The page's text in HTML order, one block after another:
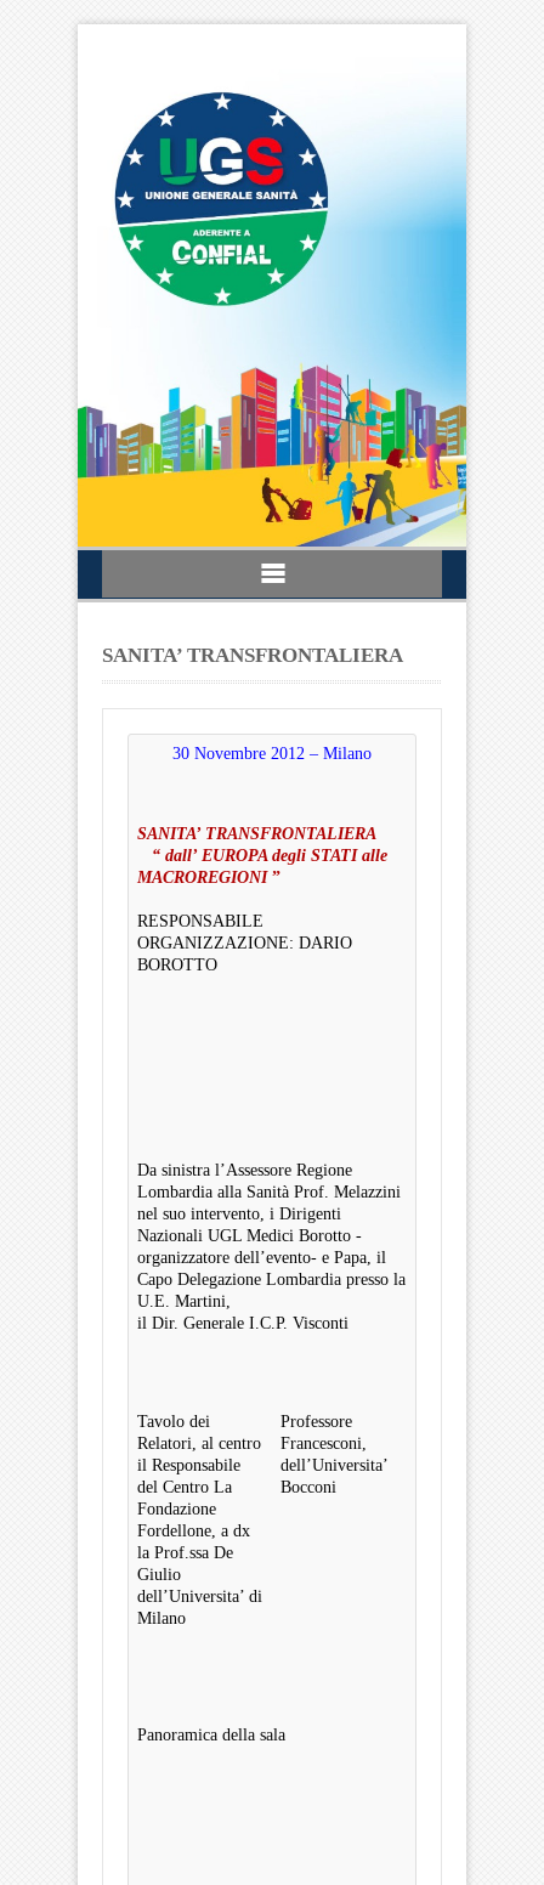
SANITA’ TRANSFRONTALIERA
30 Novembre 2012 – Milano
SANITA’ TRANSFRONTALIERA
“ dall’ EUROPA degli STATI alle
MACROREGIONI”
RESPONSABILE
ORGANIZZAZIONE: DARIO
BOROTTO
Da sinistra l’Assessore Regione
Lombardia alla Sanità Prof. Melazzini
nel suo intervento, i Dirigenti
Nazionali UGL Medici Borotto -
organizzatore dell’evento- e Papa, il
Capo Delegazione Lombardia presso la
U.E. Martini,
il Dir. Generale I.C.P. Visconti
Tavolo dei
Relatori, al centro
il Responsabile
del Centro La
Fondazione
Fordellone, a dx
la Prof.ssa De
Giulio
dell’Universita’ di
Milano
Professore
Francesconi,
dell’Universita’
Bocconi
Panoramica della sala